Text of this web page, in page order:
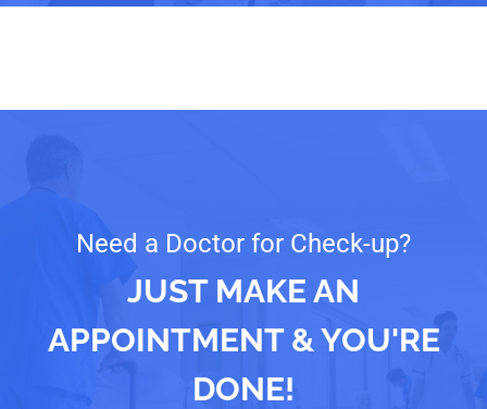
Need a Doctor for Check-up?
JUST MAKE AN
APPOINTMENT & YOU'RE
DONE!